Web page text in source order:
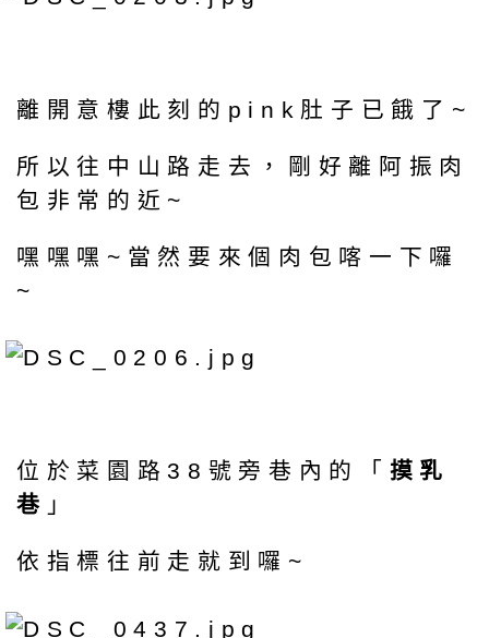
離開意樓此刻的pink肚子已餓了~
所以往中山路走去，剛好離阿振肉
包非常的近~
嘿嘿嘿~當然要來個肉包喀一下囉
~
位於菜園路38號旁巷內的「 摸乳
巷 」
依指標往前走就到囉~